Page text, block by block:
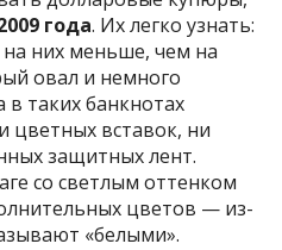
года. Их легко узнать:
них меньше, чем на
овал и немного
таких банкнотах
цветных вставок, ни
защитных лент.
со светлым оттенком
цветов — из-
«белыми».